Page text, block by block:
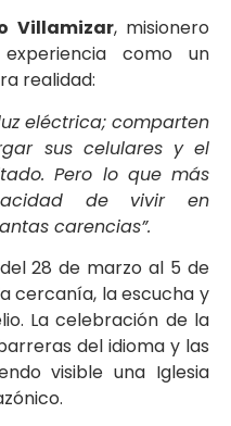
Villamizar, misionero
como un
realidad:
eléctrica; comparten
sus celulares y el
Pero lo que más
de vivir en
carencias”.
28 de marzo al 5 de
cercanía, la escucha y
La celebración de la
del idioma y las
visible una Iglesia